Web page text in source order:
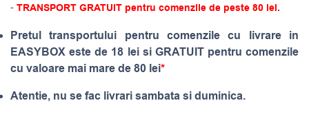
- TRANSPORT GRATUIT pentru comenzile de peste 80 lei.
Pretul transportului pentru comenzile cu livrare in
EASYBOX este de 18 lei si GRATUIT pentru comenzile
cu valoare mai mare de 80 lei*
Atentie, nu se fac livrari sambata si duminica.